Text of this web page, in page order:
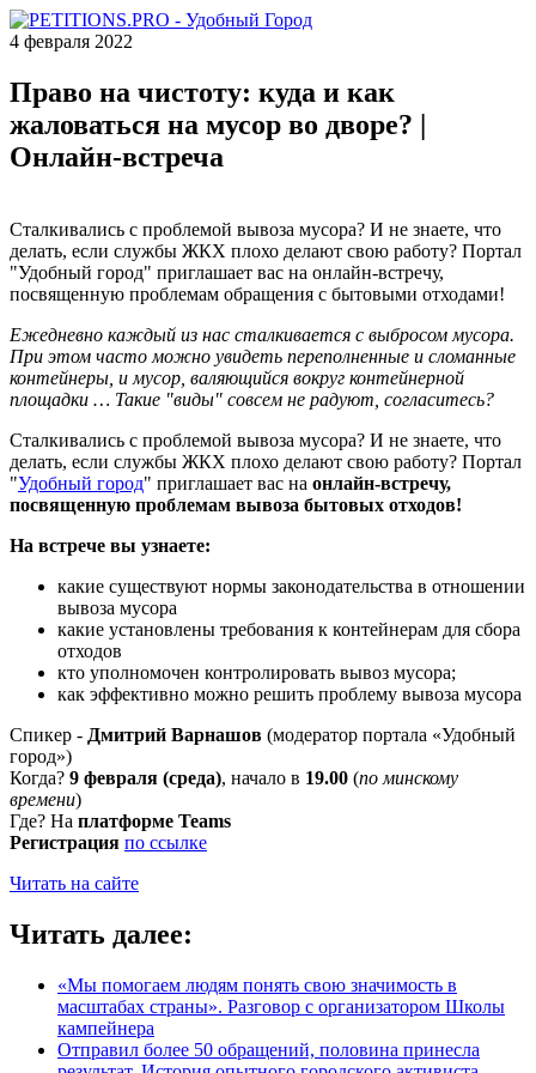
4 февраля 2022
Право на чистоту: куда и как
жаловаться на мусор во дворе? |
Онлайн-встреча
Сталкивались с проблемой вывоза мусора? И не знаете, что
делать, если службы ЖКХ плохо делают свою работу? Портал
"Удобный город" приглашает вас на онлайн-встречу,
посвященную проблемам обращения с бытовыми отходами!
Ежедневно каждый из нас сталкивается с выбросом мусора.
При этом часто можно увидеть переполненные и сломанные
контейнеры, и мусор, валяющийся вокруг контейнерной
площадки … Такие "виды" совсем не радуют, согласитесь?
Сталкивались с проблемой вывоза мусора? И не знаете, что
делать, если службы ЖКХ плохо делают свою работу? Портал
"Удобный город" приглашает вас на онлайн-встречу,
посвященную проблемам вывоза бытовых отходов!
На встрече вы узнаете:
какие существуют нормы законодательства в отношении
вывоза мусора
какие установлены требования к контейнерам для сбора
отходов
кто уполномочен контролировать вывоз мусора;
как эффективно можно решить проблему вывоза мусора
Спикер - Дмитрий Варнашов (модератор портала «Удобный
город»)
Когда? 9 февраля (среда), начало в 19.00 (по минскому
времени)
Где? На платформе Teams
Регистрация по ссылке
Читать на сайте
Читать далее:
«Мы помогаем людям понять свою значимость в
масштабах страны». Разговор с организатором Школы
кампейнера
Отправил более 50 обращений, половина принесла